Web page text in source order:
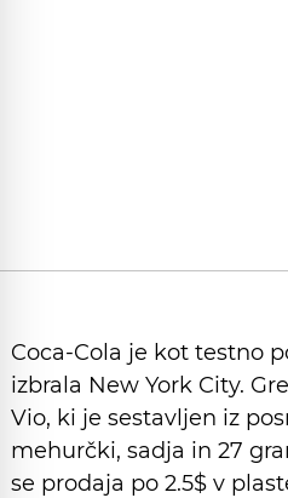
Coca-Cola je kot testno
izbrala New York City.
Vio, ki je sestavljen iz
mehurčki, sadja in 27
se prodaja po 2.5$ v